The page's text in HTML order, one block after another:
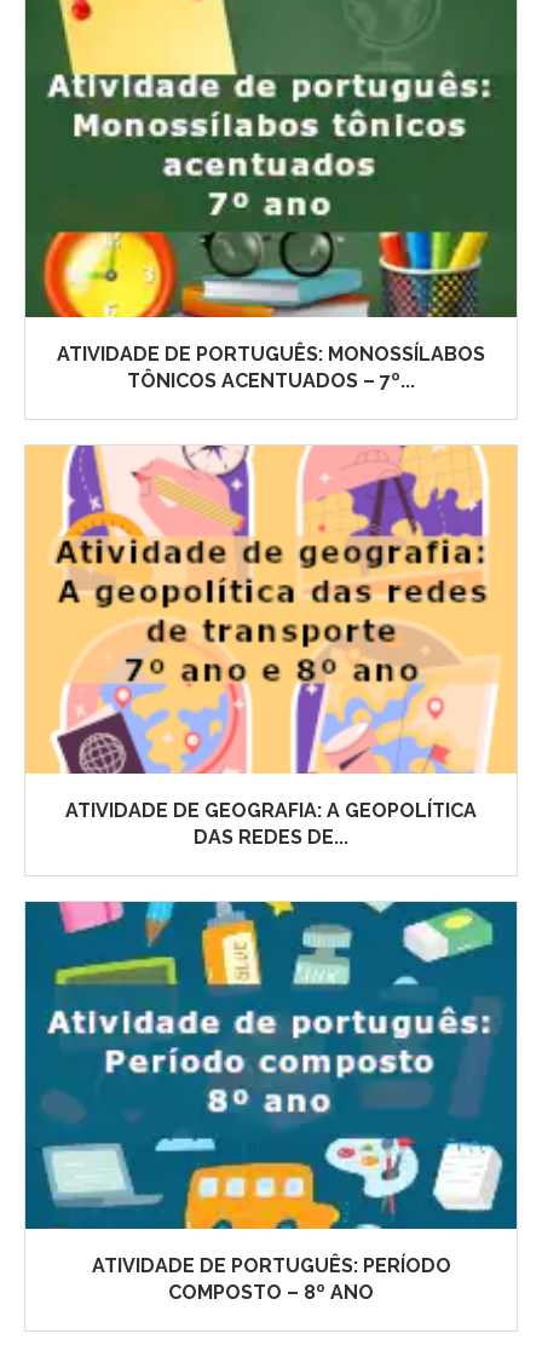
ATIVIDADE DE PORTUGUÊS: MONOSSÍLABOS
TÔNICOS ACENTUADOS – 7º...
ATIVIDADE DE GEOGRAFIA: A GEOPOLÍTICA
DAS REDES DE...
ATIVIDADE DE PORTUGUÊS: PERÍODO
COMPOSTO – 8º ANO